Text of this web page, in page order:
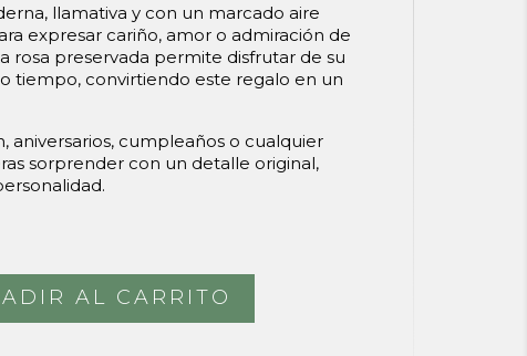
llamativa y con un marcado aire
expresar cariño, amor o admiración de
rosa preservada permite disfrutar de su
tiempo, convirtiendo este regalo en un
aniversarios, cumpleaños o cualquier
sorprender con un detalle original,
AL CARRITO